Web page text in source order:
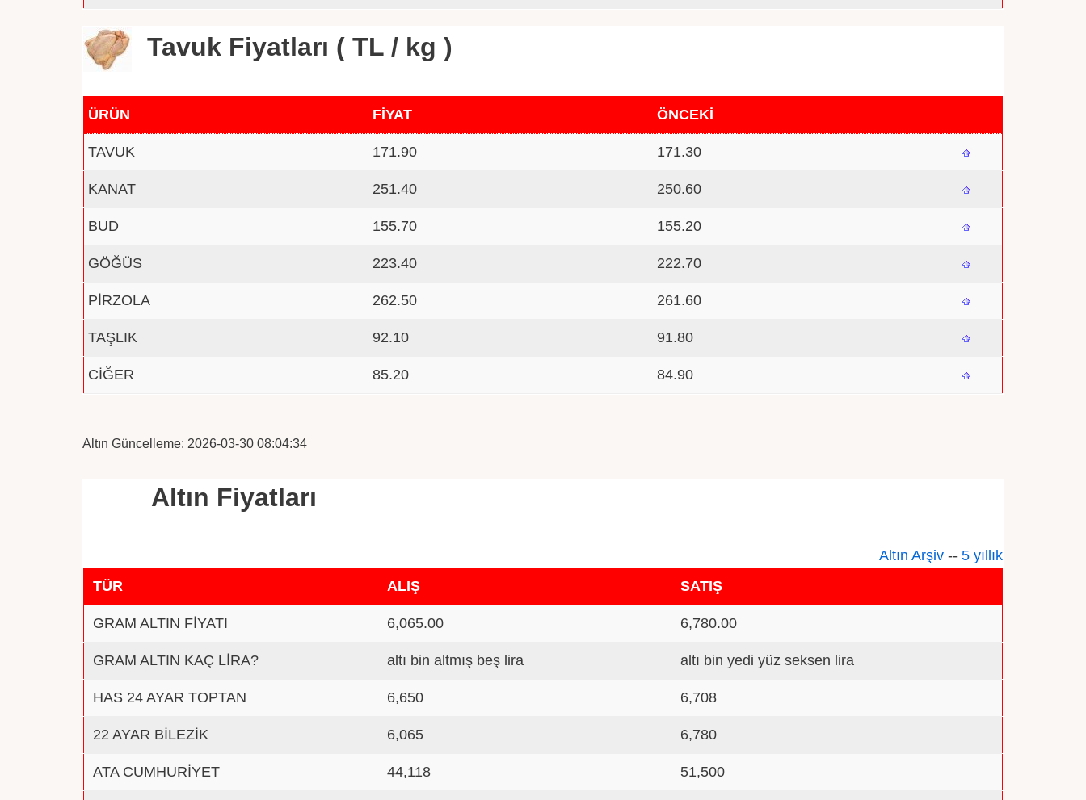
Tavuk Fiyatları ( TL / kg )
ÜRÜN FİYAT ÖNCEKİ
TAVUK 171.90 171.30
KANAT 251.40 250.60
BUD 155.70 155.20
GÖĞÜS 223.40 222.70
PİRZOLA 262.50 261.60
TAŞLIK 92.10 91.80
CİĞER 85.20 84.90
Altın Güncelleme: 2026-03-30 08:04:34
Altın Fiyatları
Altın Arşiv -- 5 yıllık
TÜR
ALIŞ SATIŞ
GRAM ALTIN FİYATI 6,065.00 6,780.00
GRAM ALTIN KAÇ LİRA? altı bin altmış beş lira altı bin yedi yüz seksen lira
HAS 24 AYAR TOPTAN 6,650 6,708
22 AYAR BİLEZİK 6,065 6,780
ATA CUMHURİYET 44,118 51,500